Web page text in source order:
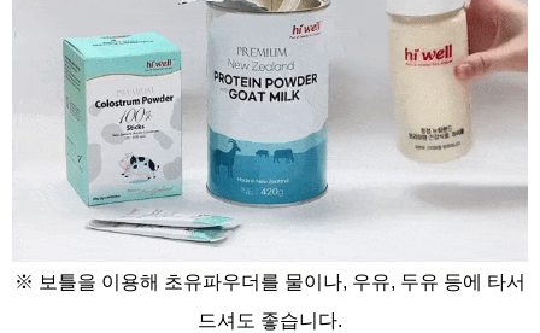
※ 보틀을 이용해 초유파우더를 물이나, 우유, 두유 등에 타서
드셔도 좋습니다.